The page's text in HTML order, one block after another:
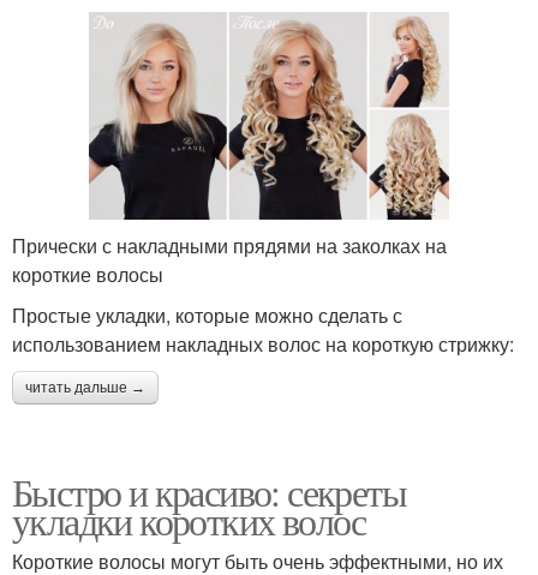
Прически с накладными прядями на заколках на
короткие волосы
Простые укладки, которые можно сделать с
использованием накладных волос на короткую стрижку:
читать дальше →
Быстро и красиво: секреты
укладки коротких волос
Короткие волосы могут быть очень эффектными, но их